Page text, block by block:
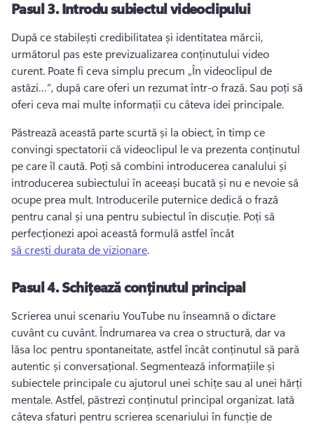
Pasul 3.Introdu subiectul videoclipului
După ce stabilești credibilitatea și identitatea mărcii,
următorul pas este previzualizarea conținutului video
curent. Poate fi ceva simplu precum „În videoclipul de
astăzi…”, după care oferi un rezumat într-o frază. Sau poți să
oferi ceva mai multe informații cu câteva idei principale.
Păstrează această parte scurtă și la obiect, în timp ce
convingi spectatorii că videoclipul le va prezenta conținutul
pe care îl caută. Poți să combini introducerea canalului și
introducerea subiectului în aceeași bucată și nu e nevoie să
ocupe prea mult. Introducerile puternice dedică o frază
pentru canal și una pentru subiectul în discuție. Poți să
perfecționezi apoi această formulă astfel încât
să crești durata de vizionare.
Pasul 4.Schițează conținutul principal
Scrierea unui scenariu YouTube nu înseamnă o dictare
cuvânt cu cuvânt. Îndrumarea va crea o structură, dar va
lăsa loc pentru spontaneitate, astfel încât conținutul să pară
autentic și conversațional. Segmentează informațiile și
subiectele principale cu ajutorul unei schițe sau al unei hărți
mentale. Astfel, păstrezi conținutul principal organizat. Iată
câteva sfaturi pentru scrierea scenariului în funcție de